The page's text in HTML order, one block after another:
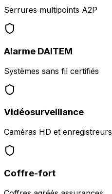
Serrures multipoints A2P
Alarme DAITEM
Systèmes sans fil certifiés
Vidéosurveillance
Caméras HD et enregistreurs
Coffre-fort